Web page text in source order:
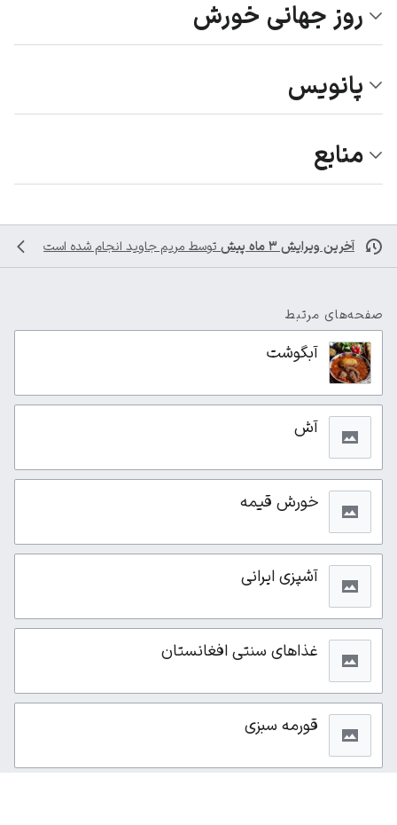
روز جهانی خورش
پانویس
منابع
آخرین ویرایش ۳ ماه پیش توسط مریم جاوید انجام شده است
صفحه‌های مرتبط
آبگوشت
آش
خورش قیمه
آشپزی ایرانی
غذاهای سنتی افغانستان
قورمه سبزی